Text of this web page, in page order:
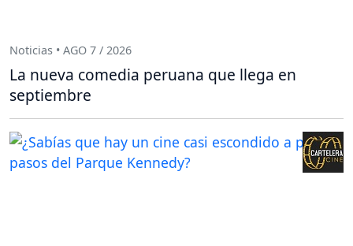
Noticias • AGO 7 / 2026
La nueva comedia peruana que llega en
septiembre